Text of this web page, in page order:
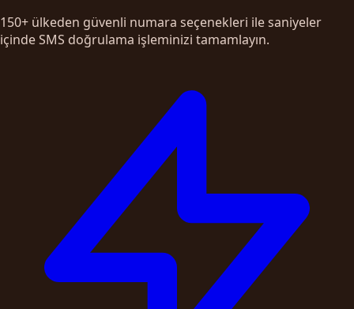
150+ ülkeden güvenli numara seçenekleri ile saniyeler
içinde SMS doğrulama işleminizi tamamlayın.